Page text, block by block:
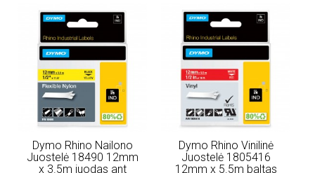
Dymo Rhino Nailono
Juostelė 18490 12mm
x 3.5m juodas ant
Dymo Rhino Vinilinė
Juostelė 1805416
12mm x 5.5m baltas